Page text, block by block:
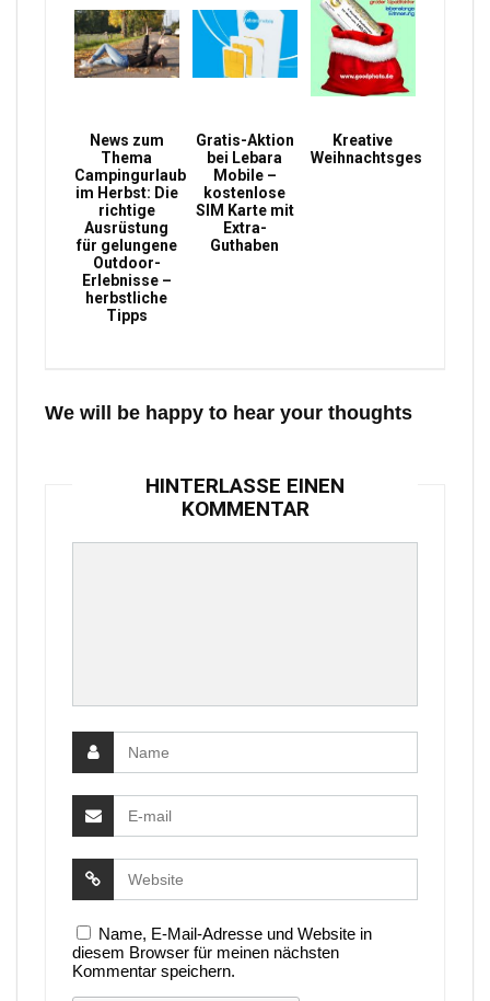
News zum
Thema
Campingurlaub
im Herbst: Die
richtige
Ausrüstung
für gelungene
Outdoor-
Erlebnisse –
herbstliche
Tipps
Gratis-Aktion
bei Lebara
Mobile –
kostenlose
SIM Karte mit
Extra-
Guthaben
Kreative
Weihnachtsgeschenke
We will be happy to hear your thoughts
HINTERLASSE EINEN
KOMMENTAR
Name, E-Mail-Adresse und Website in
diesem Browser für meinen nächsten
Kommentar speichern.